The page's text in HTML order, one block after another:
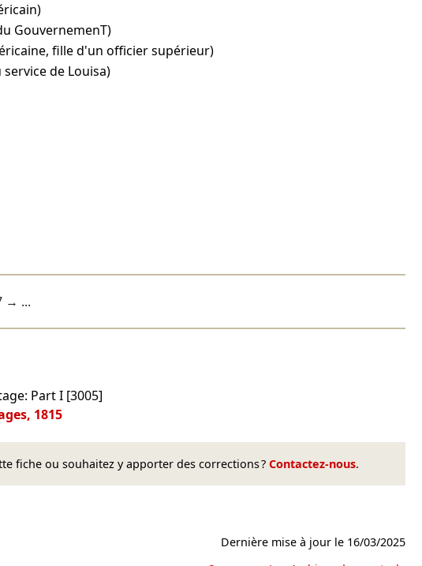
GouvernemenT)
fille d'un officier supérieur)
de Louisa)
→ ...
Part I [3005]
1815
fiche ou souhaitez y apporter des corrections ? Contactez-nous.
Dernière mise à jour le 16/03/2025